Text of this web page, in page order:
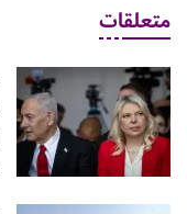
متعلقات